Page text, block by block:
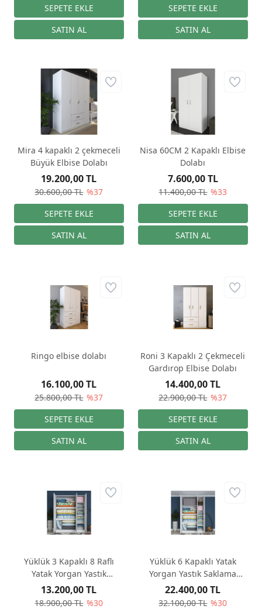
Mira 4 kapaklı 2 çekmeceli
Büyük Elbise Dolabı
30.600,00 TL %37
19.200,00 TL
Nisa 60CM 2 Kapaklı Elbise
Dolabı
11.400,00 TL %33
7.600,00 TL
Ringo elbise dolabı
25.800,00 TL %37
16.100,00 TL
Roni 3 Kapaklı 2 Çekmeceli
Gardırop Elbise Dolabı
22.900,00 TL %37
14.400,00 TL
Yüklük 3 Kapaklı 8 Raflı
Yatak Yorgan Yastık
Saklama Dolabı
18.900,00 TL %30
13.200,00 TL
Yüklük 6 Kapaklı Yatak
Yorgan Yastık Saklama
Dolabı
32.100,00 TL %30
22.400,00 TL